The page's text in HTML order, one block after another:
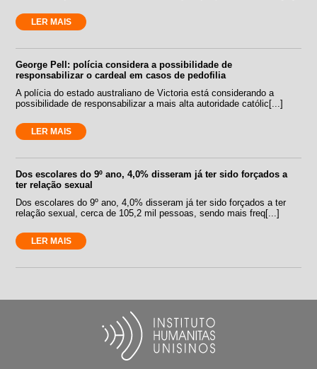
LER MAIS
George Pell: polícia considera a possibilidade de
responsabilizar o cardeal em casos de pedofilia
A polícia do estado australiano de Victoria está considerando a
possibilidade de responsabilizar a mais alta autoridade católic[...]
LER MAIS
Dos escolares do 9º ano, 4,0% disseram já ter sido forçados a
ter relação sexual
Dos escolares do 9º ano, 4,0% disseram já ter sido forçados a ter
relação sexual, cerca de 105,2 mil pessoas, sendo mais freq[...]
LER MAIS